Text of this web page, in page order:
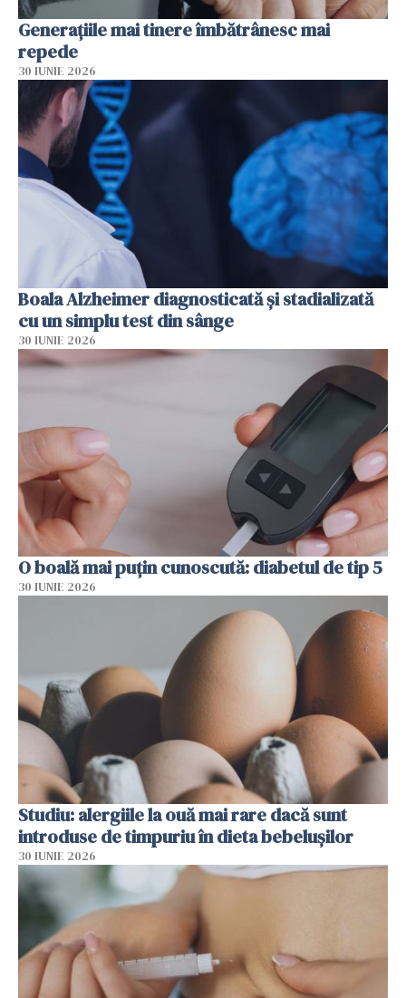
Generațiile mai tinere îmbătrânesc mai
repede
30 IUNIE 2026
Boala Alzheimer diagnosticată și stadializată
cu un simplu test din sânge
30 IUNIE 2026
O boală mai puțin cunoscută: diabetul de tip 5
30 IUNIE 2026
Studiu: alergiile la ouă mai rare dacă sunt
introduse de timpuriu în dieta bebelușilor
30 IUNIE 2026